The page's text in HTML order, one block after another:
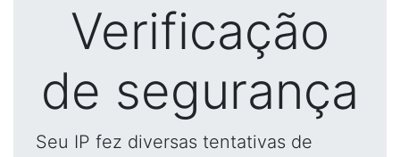
Verificação
de segurança
Seu IP fez diversas tentativas de